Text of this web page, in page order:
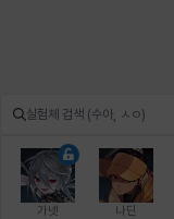
가넷 나딘